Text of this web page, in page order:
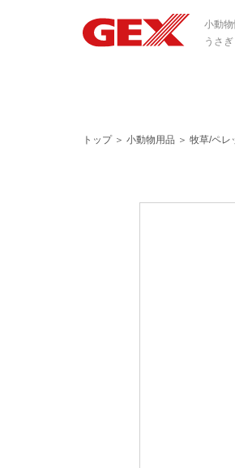
小動物
うさ
トップ＞ 小動物用品 ＞ 牧草/ペレ